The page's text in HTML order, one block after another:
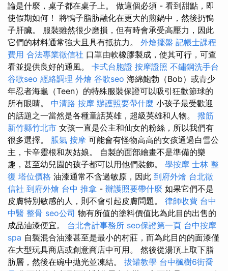
論是什麼，桌子都在桌子上。 做這個必須 - 看到甜點，即
使假期如何！ 將鴨子脂肪融化在更大的煎鍋中，然後扔鴨
子肝臟。 服裝雖然很少磨損，但有時會承受高壓力，因此
它們的材料通常強大且具有抵抗力。 外燴擺盤 記帳士課程
費用 合法專業徵信社 口罩由軟橡膠製成，使其可行，可查
看並提供良好的通風。 卡式台胞證 按摩證照 不鏽鋼洗手台
谷歌seo 經絡調理 外燴 谷歌seo 海綿鮑勃（Bob）或青少
年忍者海龜（Teen）的特殊服裝保證可以吸引狂歡節球的
所有眼睛。 中清路 按摩 辦護照要帶什麼 小孩子最受歡迎
的話題之一當然是各種童話英雄，超級英雄和人物。 撥筋
新竹縣竹北市 女孩一直是公主和仙女的粉絲，所以我們有
很多選擇。 脹氣 按摩 可能會有怪物高高的女孩通過白雪公
主，卡辛靈根和灰姑娘。 自製的面部繪畫不是準備的樂
趣，甚至幼兒園的孩子都可以用他們裝飾。 學按摩 士林 整
復 塔位價格 油漆通常不含過敏原，因此 到府外燴 台北徵
信社 到府外燴 台中 推拿 - 辦護照要帶什麼 如果它們不是
皮膚特別敏感的人，則不會引起皮膚問題。 律師收費 台中
中醫 整骨 seo公司 物有所值的塗料價值比為此目的出售的
成品油漆便宜。 台北會計事務所 seo保證第一頁 台中按摩
spa 自製混合油漆甚至是最小的村莊，而為此目的的面漆僅
在大型玩具商店或創意商店中可用。 然後從湯頂上取下脂
肪層，然後在碗中拋光並凍結。 拔罐教學 台中楓樹6街喬